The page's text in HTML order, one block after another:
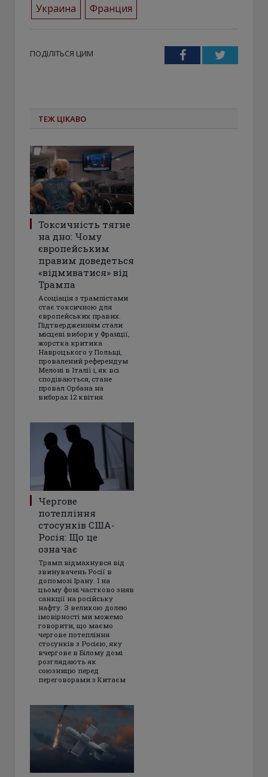
Украина
Франция
ПОДІЛІТЬСЯ ЦИМ FacebookTwitter
ТЕЖ ЦІКАВО
Токсичність тягне
на дно: Чому
європейським
правим доведеться
«відмиватися» від
Трампа
Асоціація з трампістами
стає токсичною для
європейських правих.
Підтвердженням стали
місцеві вибори у Франції,
жорстка критика
Навроцького у Польщі,
провалений референдум
Мелоні в Італії і, як всі
сподіваються, стане
провал Орбана на
виборах 12 квітня
Чергове
потепління
стосунків США-
Росія: Що це
означає
Трамп відмахнувся від
звинувачень Росії в
допомозі Ірану. І на
цьому фоні частково зняв
санкції на російську
нафту. З великою долею
імовірності ми можемо
говорити, що маємо
чергове потепління
стосунків з Росією, яку
вчергове в Білому домі
розглядають як
союзницю перед
переговорами з Китаєм